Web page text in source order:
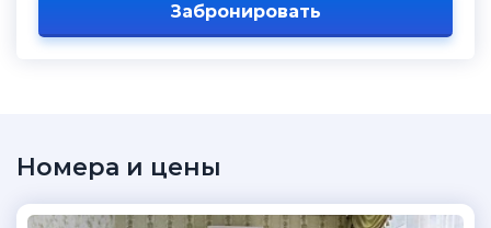
Забронировать
Номера и цены